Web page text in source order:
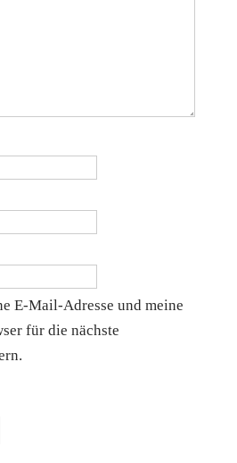
E-Mail-Adresse und meine
für die nächste